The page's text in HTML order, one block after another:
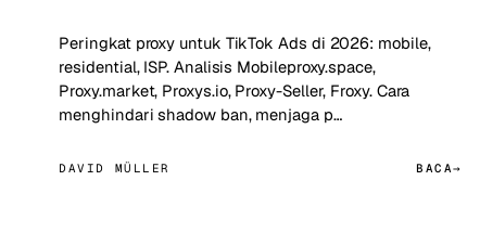
Peringkat proxy untuk TikTok Ads di 2026: mobile,
residential, ISP. Analisis Mobileproxy.space,
Proxy.market, Proxys.io, Proxy-Seller, Froxy. Cara
menghindari shadow ban, menjaga p…
DAVID MÜLLER BACA